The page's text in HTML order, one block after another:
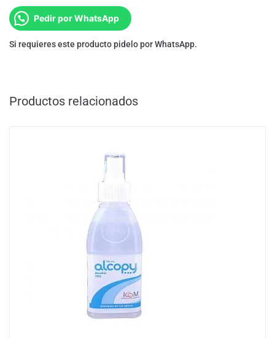
Pedir por WhatsApp
Si requieres este producto pidelo por WhatsApp.
Productos relacionados